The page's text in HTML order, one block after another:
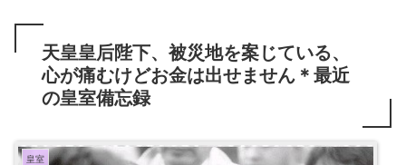
天皇皇后陛下、被災地を案じている、
心が痛むけどお金は出せません＊最近
の皇室備忘録
皇室